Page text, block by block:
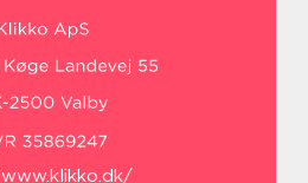
www.klikko.dk/